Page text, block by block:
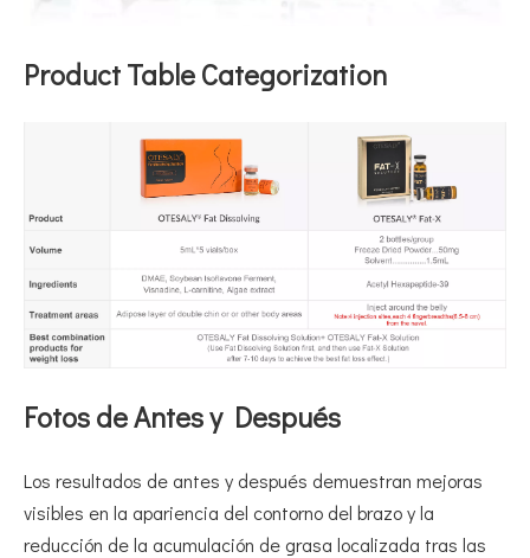
Product Table Categorization
Fotos de Antes y Después
Los resultados de antes y después demuestran mejoras
visibles en la apariencia del contorno del brazo y la
reducción de la acumulación de grasa localizada tras las